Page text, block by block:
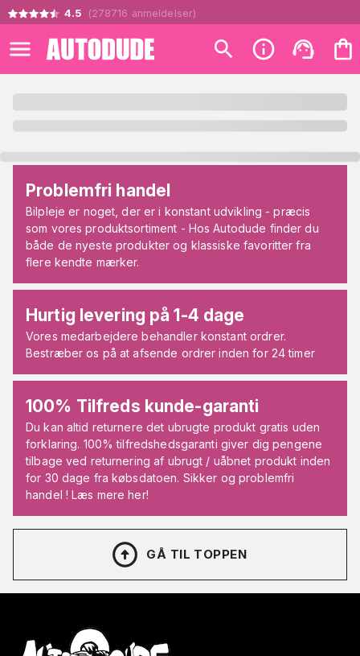
4.5 (278716 anmeldelser)
Problemfri handel
Bilpleje er noget, der er i konstant udvikling - præcis
som vores produktsortiment - Hos Autodude finder du
både de nyeste produkter og klassiske favoritter fra
flere kendte mærker.
Hurtig levering på 1-4 dage
Vores medarbejdere behandler konstant ordrer.
Bestræber os på at afsende ordrer inden for 24 timer
100% Tilfreds kunde-garanti
Du kan altid returnere det ubrugte produkt gratis uden
forklaring. 100% tilfredshedsgaranti giver dig pengene
tilbage ved returnering af ubrugt / uåbnet produkt inden
for 30 dage fra købsdatoen. Sikker og problemfri
handel ! Læs mere her!
GÅ TIL TOPPEN